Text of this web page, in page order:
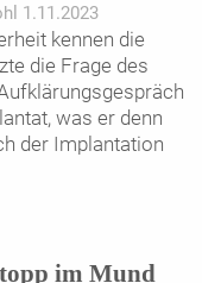
1.11.2023
kennen die
die Frage des
was er denn
der Implantation
im Mund